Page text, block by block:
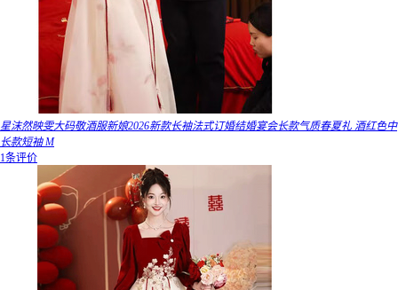
星沫然映雯大码敬酒服新娘2026新款长袖法式订婚结婚宴会长款气质春夏礼 酒红色中
长款短袖 M
1条评价